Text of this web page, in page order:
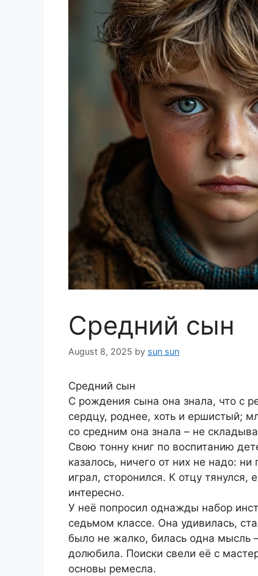
Средний сын
August 8, 2025 by sun sun
Средний сын
С рождения сына она знала, что с
сердцу, роднее, хоть и ершистый;
со средним она знала – не
Свою тонну книг по воспитанию
казалось, ничего от них не надо:
играл, сторонился. К отцу
интересно.
У неё попросил однажды набор
седьмом классе. Она удивилась,
было не жалко, билась одна мысль
долюбила. Поиски свели её с
основы ремесла.